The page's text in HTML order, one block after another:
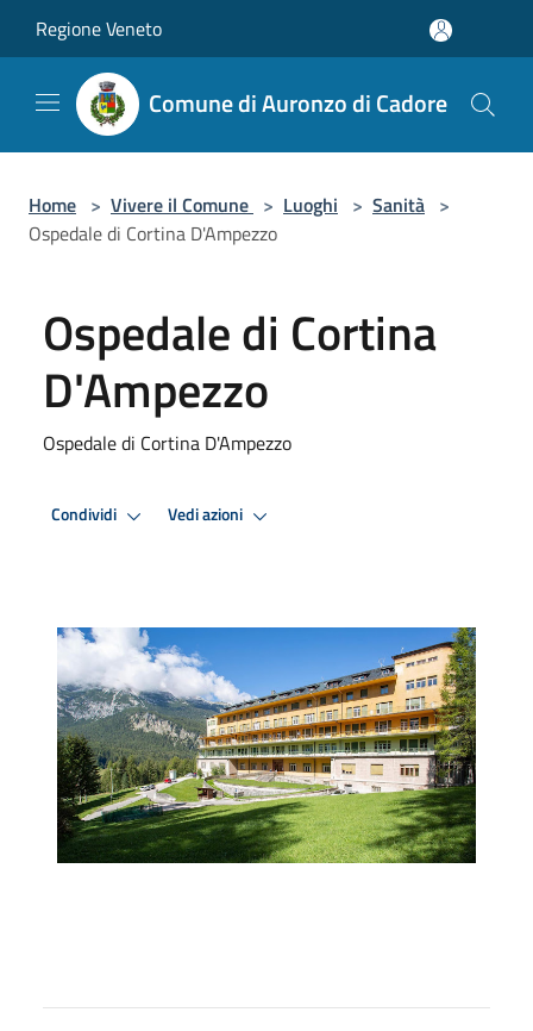
Regione Veneto
Comune di Auronzo di Cadore
Home > Vivere il Comune > Luoghi > Sanità >
Ospedale di Cortina D'Ampezzo
Ospedale di Cortina
D'Ampezzo
Ospedale di Cortina D'Ampezzo
Condividi Vedi azioni